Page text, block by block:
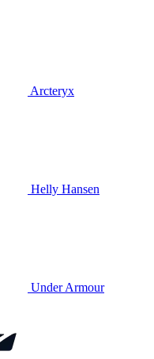
Arcteryx
Helly Hansen
Under Armour